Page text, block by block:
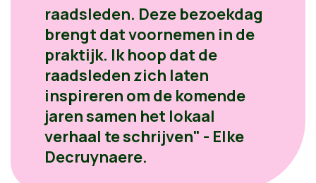
raadsleden. Deze bezoekdag
brengt dat voornemen in de
praktijk. Ik hoop dat de
raadsleden zich laten
inspireren om de komende
jaren samen het lokaal
verhaal te schrijven" - Elke
Decruynaere.